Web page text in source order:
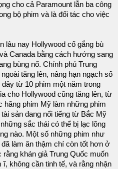
cho cả Paramount lẫn ba công
bộ phim và là đối tác cho việc
lâu nay Hollywood cố gắng bù
Canada bằng cách hướng sang
bùng nổ. Chính phủ Trung
tăng lên, nâng hạn ngạch số
từ 10 phim một năm trong
cho Hollywood cũng tăng lên, từ
hãng phim Mỹ làm những phim
sản đang nổi tiếng từ Bắc Mỹ
sắc thái có thể bị lạc lõng
nào. Một số những phim như
đã làm ăn thậm chí còn tốt hơn ở
khán giả Trung Quốc muốn
không cần tinh tế, và rằng nhận